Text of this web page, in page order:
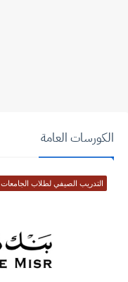
الكورسات العامة
التدريب الصيفي لطلاب الجامعات